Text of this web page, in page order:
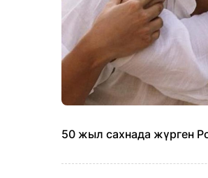
50 жыл сахнада жүрген